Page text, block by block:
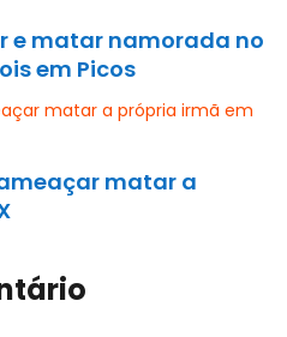
e matar namorada no
em Picos
matar a